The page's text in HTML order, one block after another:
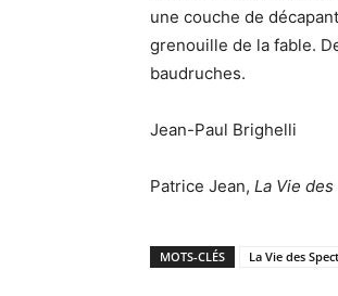
une couche de
grenouille de la fable.
baudruches.
Jean-Paul Brighelli
Patrice Jean, La Vie
MOTS-CLÉS La Vie des